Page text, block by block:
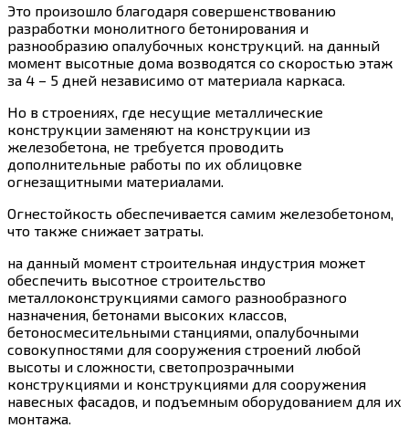
Это произошло благодаря совершенствованию
разработки монолитного бетонирования и
разнообразию опалубочных конструкций. на данный
момент высотные дома возводятся со скоростью этаж
за 4 – 5 дней независимо от материала каркаса.
Но в строениях, где несущие металлические
конструкции заменяют на конструкции из
железобетона, не требуется проводить
дополнительные работы по их облицовке
огнезащитными материалами.
Огнестойкость обеспечивается самим железобетоном,
что также снижает затраты.
на данный момент строительная индустрия может
обеспечить высотное строительство
металлоконструкциями самого разнообразного
назначения, бетонами высоких классов,
бетоносмесительными станциями, опалубочными
совокупностями для сооружения строений любой
высоты и сложности, светопрозрачными
конструкциями и конструкциями для сооружения
навесных фасадов, и подъемным оборудованием для их
монтажа.